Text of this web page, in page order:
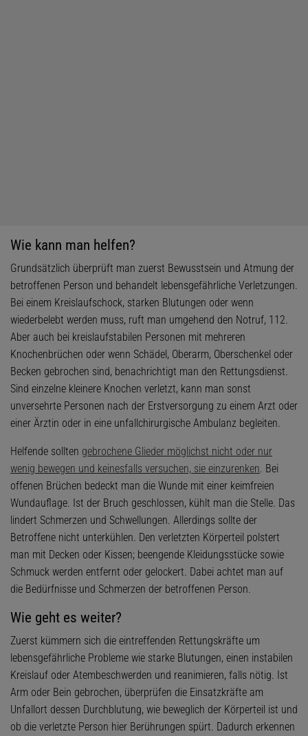
Wie kann man helfen?
Grundsätzlich überprüft man zuerst Bewusstsein und Atmung der
betroffenen Person und behandelt lebensgefährliche Verletzungen.
Bei einem Kreislaufschock, starken Blutungen oder wenn
wiederbelebt werden muss, ruft man umgehend den Notruf, 112.
Aber auch bei kreislaufstabilen Personen mit mehreren
Knochenbrüchen oder wenn Schädel, Oberarm, Oberschenkel oder
Becken gebrochen sind, benachrichtigt man den Rettungsdienst.
Sind einzelne kleinere Knochen verletzt, kann man sonst
unversehrte Personen nach der Erstversorgung zu einem Arzt oder
einer Ärztin oder in eine unfallchirurgische Ambulanz begleiten.
Helfende sollten gebrochene Glieder möglichst nicht oder nur
wenig bewegen und keinesfalls versuchen, sie einzurenken. Bei
offenen Brüchen bedeckt man die Wunde mit einer keimfreien
Wundauflage. Ist der Bruch geschlossen, kühlt man die Stelle. Das
lindert Schmerzen und Schwellungen. Allerdings sollte der
Betroffene nicht unterkühlen. Den verletzten Körperteil polstert
man mit Decken oder Kissen; beengende Kleidungsstücke sowie
Schmuck werden entfernt oder gelockert. Dabei achtet man auf
die Bedürfnisse und Schmerzen der betroffenen Person.
Wie geht es weiter?
Zuerst kümmern sich die eintreffenden Rettungskräfte um
lebensgefährliche Probleme wie starke Blutungen, einen instabilen
Kreislauf oder Atembeschwerden und reanimieren, falls nötig. Ist
Arm oder Bein gebrochen, überprüfen die Einsatzkräfte am
Unfallort dessen Durchblutung, wie beweglich der Körperteil ist und
ob die verletzte Person hier Berührungen spürt. Dadurch erkennen